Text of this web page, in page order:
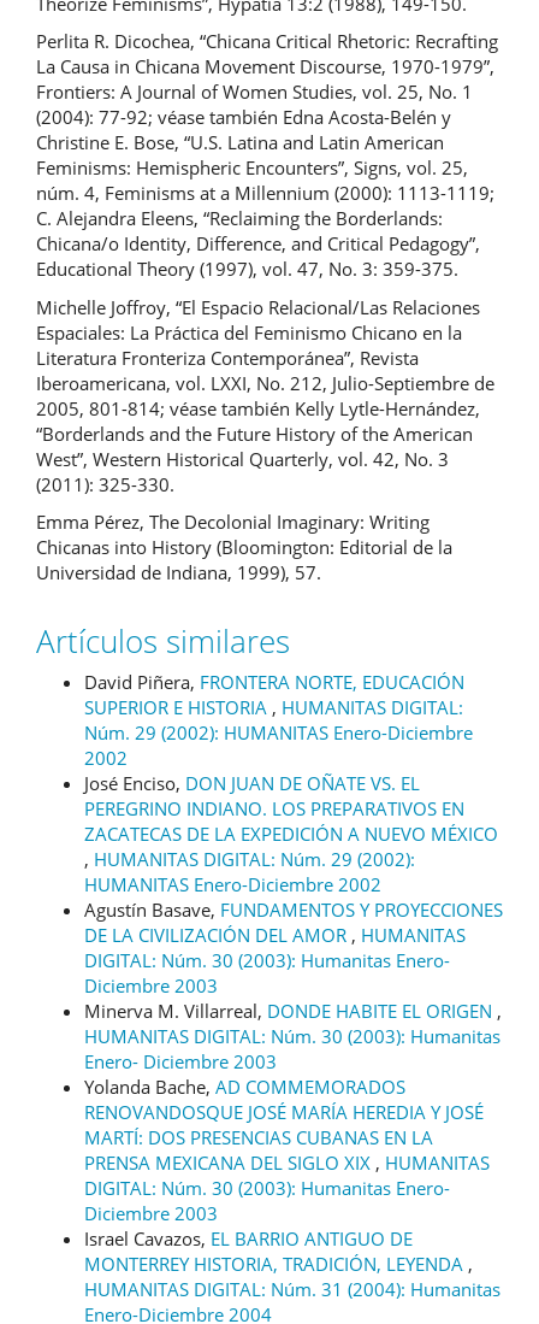
Perlita R. Dicochea, “Chicana Critical Rhetoric: Recrafting
La Causa in Chicana Movement Discourse, 1970-1979”,
Frontiers: A Journal of Women Studies, vol. 25, No. 1
(2004): 77-92; véase también Edna Acosta-Belén y
Christine E. Bose, “U.S. Latina and Latin American
Feminisms: Hemispheric Encounters”, Signs, vol. 25,
núm. 4, Feminisms at a Millennium (2000): 1113-1119;
C. Alejandra Eleens, “Reclaiming the Borderlands:
Chicana/o Identity, Difference, and Critical Pedagogy”,
Educational Theory (1997), vol. 47, No. 3: 359-375.
Michelle Joffroy, “El Espacio Relacional/Las Relaciones
Espaciales: La Práctica del Feminismo Chicano en la
Literatura Fronteriza Contemporánea”, Revista
Iberoamericana, vol. LXXI, No. 212, Julio-Septiembre de
2005, 801-814; véase también Kelly Lytle-Hernández,
“Borderlands and the Future History of the American
West”, Western Historical Quarterly, vol. 42, No. 3
(2011): 325-330.
Emma Pérez, The Decolonial Imaginary: Writing
Chicanas into History (Bloomington: Editorial de la
Universidad de Indiana, 1999), 57.
Artículos similares
David Piñera, FRONTERA NORTE, EDUCACIÓN
SUPERIOR E HISTORIA , HUMANITAS DIGITAL:
Núm. 29 (2002): HUMANITAS Enero-Diciembre
2002
José Enciso, DON JUAN DE OÑATE VS. EL
PEREGRINO INDIANO. LOS PREPARATIVOS EN
ZACATECAS DE LA EXPEDICIÓN A NUEVO MÉXICO
, HUMANITAS DIGITAL: Núm. 29 (2002):
HUMANITAS Enero-Diciembre 2002
Agustín Basave, FUNDAMENTOS Y PROYECCIONES
DE LA CIVILIZACIÓN DEL AMOR , HUMANITAS
DIGITAL: Núm. 30 (2003): Humanitas Enero-
Diciembre 2003
Minerva M. Villarreal, DONDE HABITE EL ORIGEN ,
HUMANITAS DIGITAL: Núm. 30 (2003): Humanitas
Enero- Diciembre 2003
Yolanda Bache, AD COMMEMORADOS
RENOVANDOSQUE JOSÉ MARÍA HEREDIA Y JOSÉ
MARTÍ: DOS PRESENCIAS CUBANAS EN LA
PRENSA MEXICANA DEL SIGLO XIX , HUMANITAS
DIGITAL: Núm. 30 (2003): Humanitas Enero-
Diciembre 2003
Israel Cavazos, EL BARRIO ANTIGUO DE
MONTERREY HISTORIA, TRADICIÓN, LEYENDA ,
HUMANITAS DIGITAL: Núm. 31 (2004): Humanitas
Enero-Diciembre 2004